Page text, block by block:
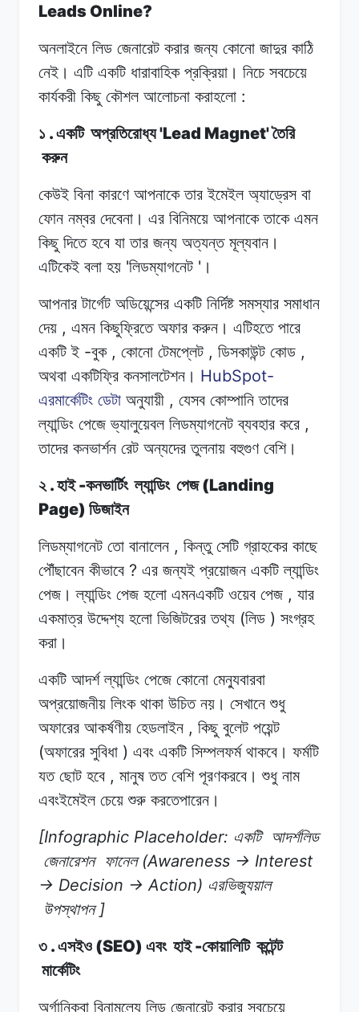
Leads Online?
অনলাইনে লিড জেনারেট করার জন্য কোনো জাদুর কাঠি
নেই। এটি একটি ধারাবাহিক প্রক্রিয়া। নিচে সবচেয়ে
কার্যকরী কিছু কৌশল আলোচনা করাহলো :
১ .একটি অপ্রতিরোধ্য'Lead Magnet'তৈরি
করুন
কেউই বিনা কারণে আপনাকে তার ইমেইল অ্যাড্রেস বা
ফোন নম্বর দেবেনা। এর বিনিময়ে আপনাকে তাকে এমন
কিছু দিতে হবে যা তার জন্য অত্যন্ত মূল্যবান।
এটিকেই বলা হয় 'লিডম্যাগনেট ' ।
আপনার টার্গেট অডিয়েন্সের একটি নির্দিষ্ট সমস্যার সমাধান
দেয় , এমন কিছুফ্রিতে অফার করুন। এটিহতে পারে
একটি ই-বুক, কোনো টেমপ্লেট , ডিসকাউন্ট কোড ,
অথবা একটিফ্রি কনসালটেশন। HubSpot-
এরমার্কেটিং ডেটা অনুযায়ী , যেসব কোম্পানি তাদের
ল্যান্ডিং পেজে ভ্যালুয়েবল লিডম্যাগনেট ব্যবহার করে ,
তাদের কনভার্শন রেট অন্যদের তুলনায় বহুগুণ বেশি।
২ .হাই-কনভার্টিং ল্যান্ডিং পেজ(Landing
Page) ডিজাইন
লিডম্যাগনেট তো বানালেন , কিন্তু সেটি গ্রাহকের কাছে
পৌঁছাবেন কীভাবে ? এর জন্যই প্রয়োজন একটি ল্যান্ডিং
পেজ। ল্যান্ডিং পেজ হলো এমনএকটি ওয়েব পেজ , যার
একমাত্র উদ্দেশ্য হলো ভিজিটরের তথ্য (লিড ) সংগ্রহ
করা।
একটি আদর্শ ল্যান্ডিং পেজে কোনো মেন্যুবারবা
অপ্রয়োজনীয় লিংক থাকা উচিত নয়। সেখানে শুধু
অফারের আকর্ষণীয় হেডলাইন , কিছু বুলেট পয়েন্ট
(অফারের সুবিধা ) এবং একটি সিম্পলফর্ম থাকবে। ফর্মটি
যত ছোট হবে , মানুষ তত বেশি পূরণকরবে। শুধু নাম
এবংইমেইল চেয়ে শুরু করতেপারেন।
[Infographic Placeholder: একটি
আদর্শলিড
জেনারেশন
ফানেল(Awareness -> Interest
-> Decision -> Action) এরভিজ্যুয়াল
উপস্থাপন]
৩ .এসইও (SEO) এবং হাই-কোয়ালিটি কন্টেন্ট
মার্কেটিং
অর্গানিকবা বিনামূল্যে লিড জেনারেট করার সবচেয়ে